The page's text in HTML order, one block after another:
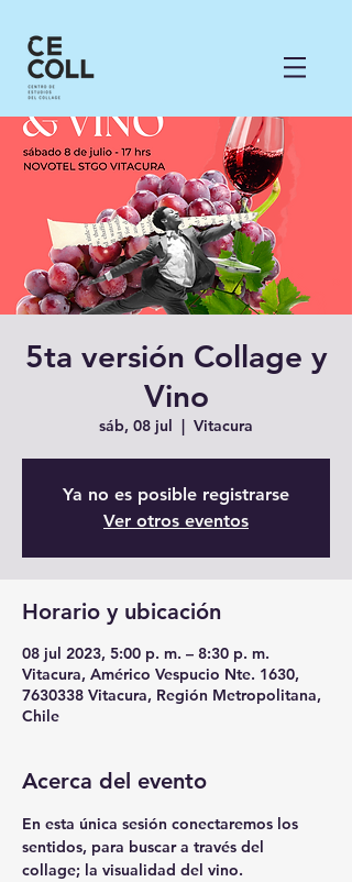
5ta versión Collage y
Vino
sáb, 08 jul
  |
Vitacura
Ya no es posible registrarse
Ver otros eventos
Horario y ubicación
08 jul 2023, 5:00 p. m. – 8:30 p. m.
Vitacura, Américo Vespucio Nte. 1630,
7630338 Vitacura, Región Metropolitana,
Chile
Acerca del evento
En esta única sesión conectaremos los
sentidos, para buscar a través del
collage; la visualidad del vino.